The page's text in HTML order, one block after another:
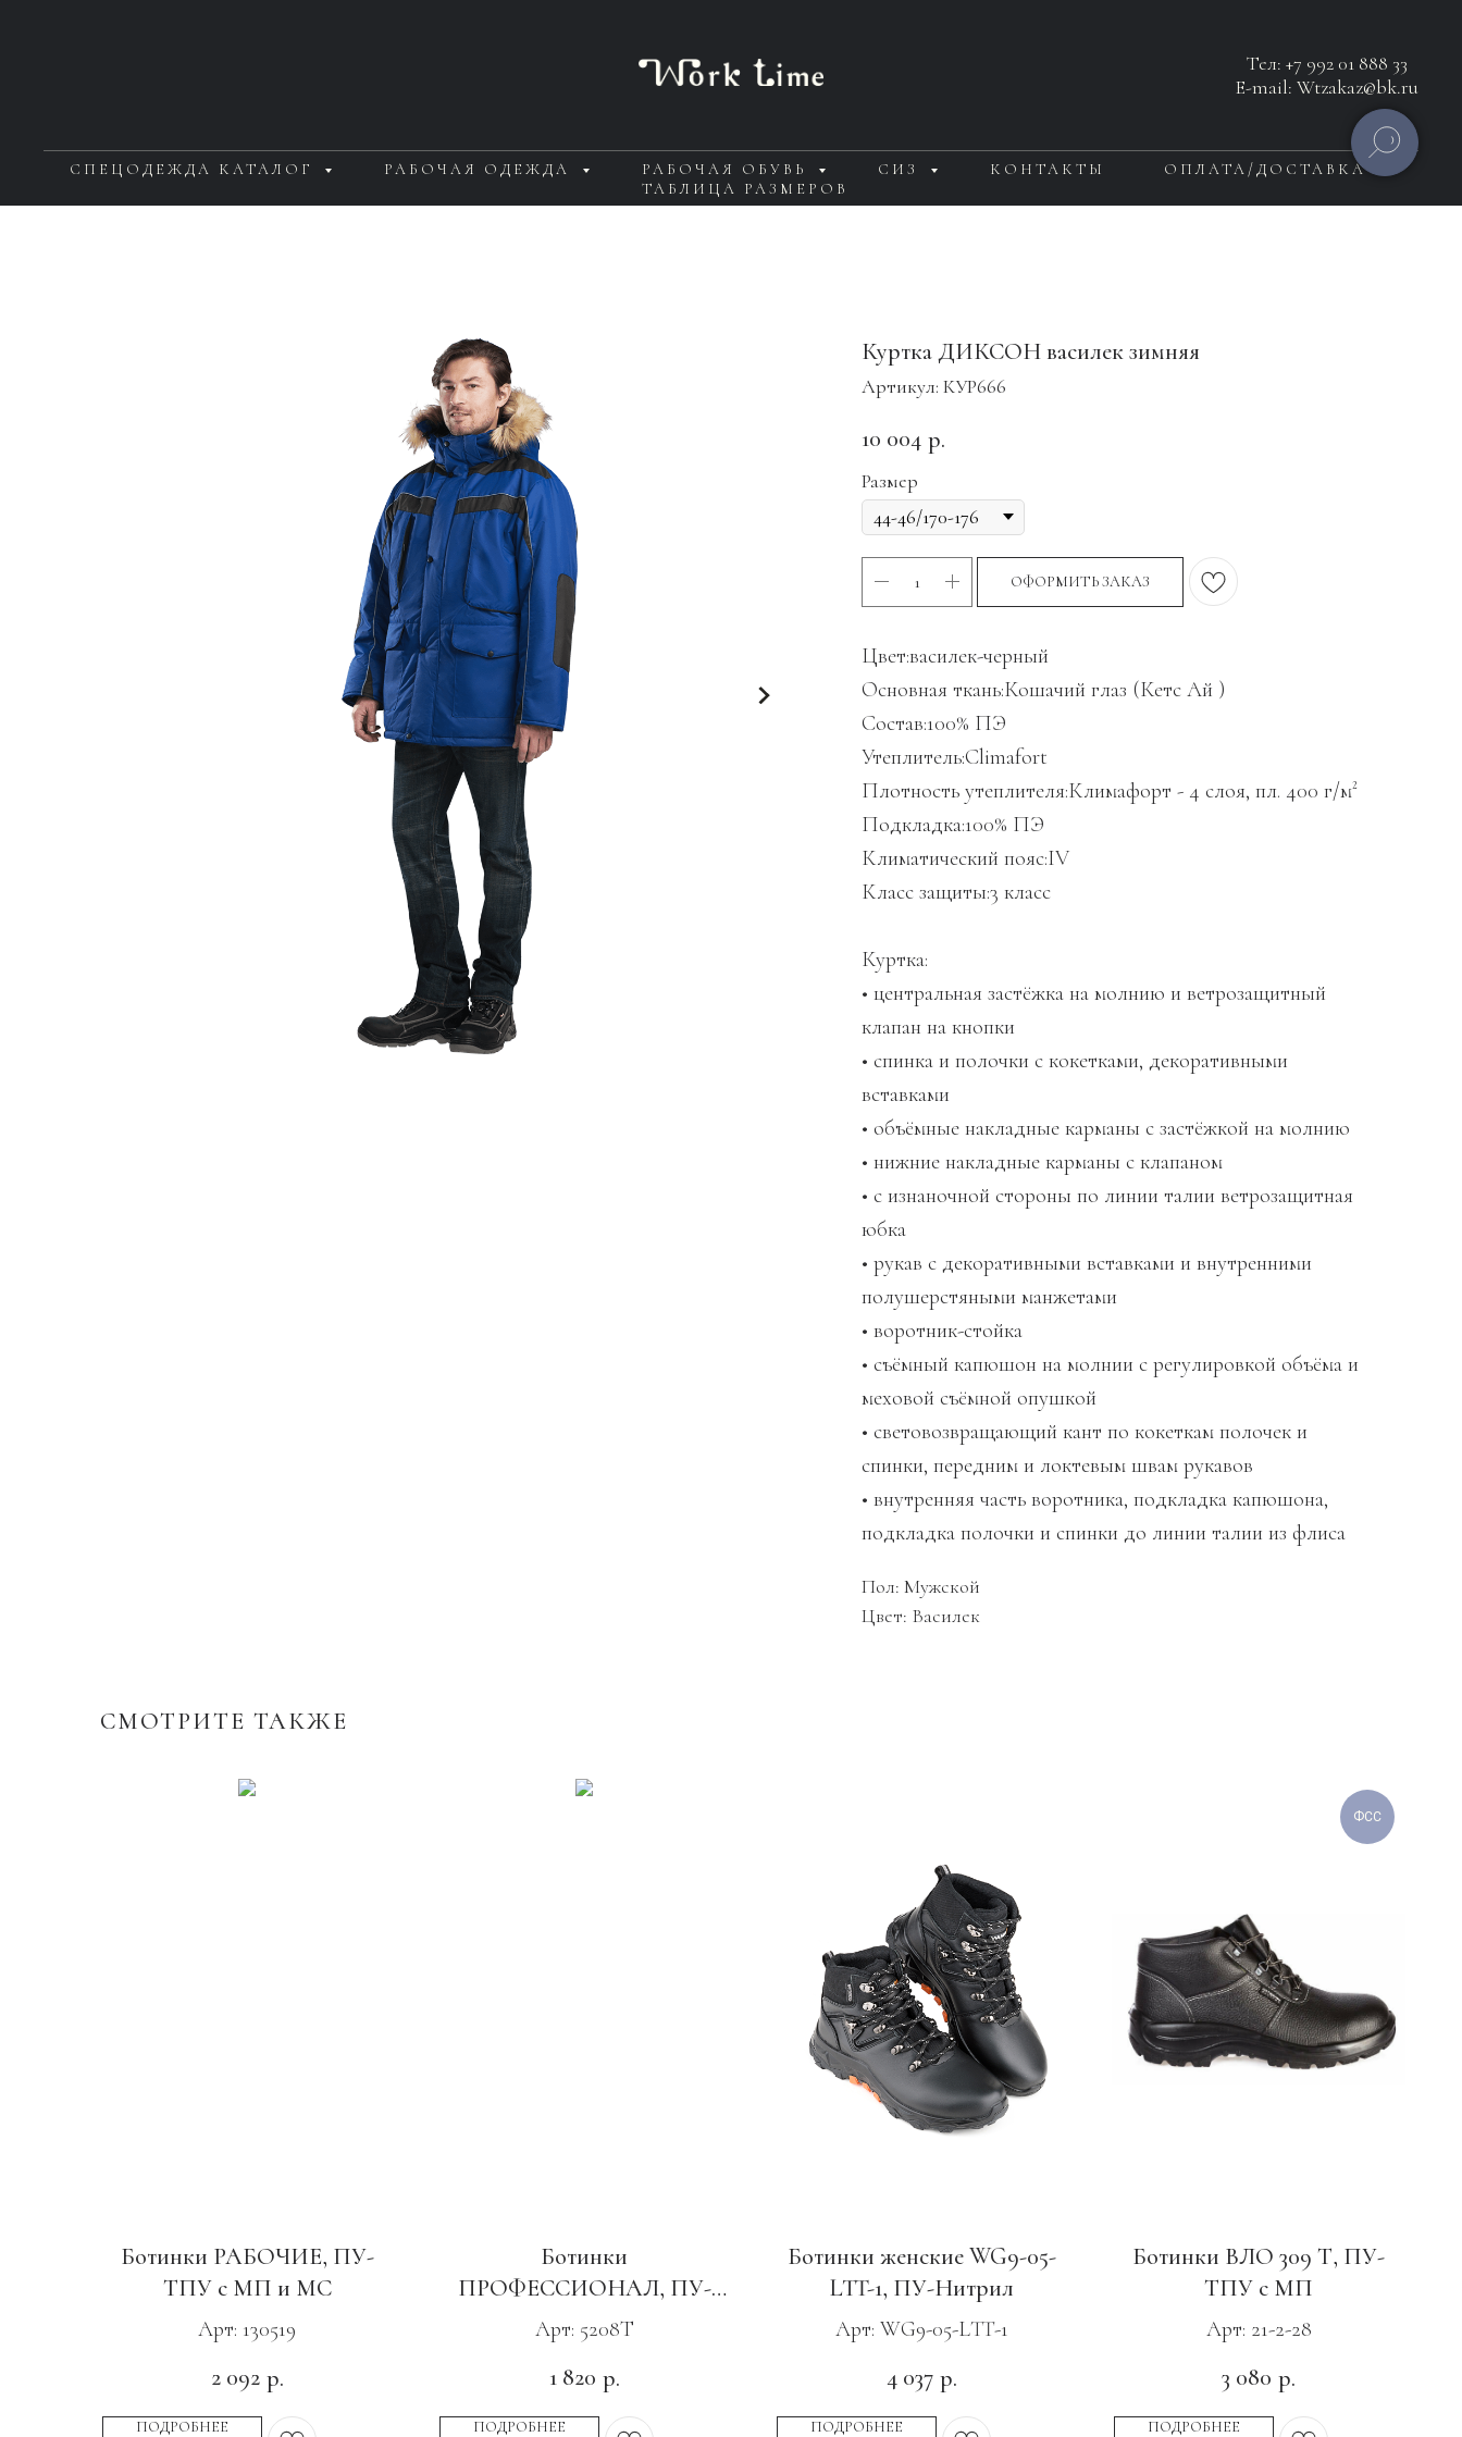
Тел: +7 992 01 888 33
E-mail: Wtzakaz@bk.ru
СПЕЦОДЕЖДА КАТАЛОГ РАБОЧАЯ ОДЕЖДА РАБОЧАЯ ОБУВЬ СИЗ КОНТАКТЫ
ОПЛАТА/ДОСТАВКА
ТАБЛИЦА РАЗМЕРОВ
Куртка ДИКСОН василек зимняя
Артикул: КУР666
10 004 р.
Размер
ОФОРМИТЬ ЗАКАЗ
Цвет:василек-черный
Основная ткань:Кошачий глаз (Кетс Ай )
Состав:100% ПЭ
Утеплитель:Climafort
Плотность утеплителя:Климафорт - 4 слоя, пл. 400 г/м²
Подкладка:100% ПЭ
Климатический пояс:IV
Класс защиты:3 класс
Куртка:
• центральная застёжка на молнию и ветрозащитный
клапан на кнопки
• спинка и полочки с кокетками, декоративными
вставками
• объёмные накладные карманы с застёжкой на молнию
• нижние накладные карманы с клапаном
• с изнаночной стороны по линии талии ветрозащитная
юбка
• рукав с декоративными вставками и внутренними
полушерстяными манжетами
• воротник-стойка
• съёмный капюшон на молнии с регулировкой объёма и
меховой съёмной опушкой
• световозвращающий кант по кокеткам полочек и
спинки, передним и локтевым швам рукавов
• внутренняя часть воротника, подкладка капюшона,
подкладка полочки и спинки до линии талии из флиса
Пол: Мужской
Цвет: Василек
СМОТРИТЕ ТАКЖЕ
Ботинки РАБОЧИЕ, ПУ-
ТПУ с МП и МС
Арт: 130519
2 092 р.
ПОДРОБНЕЕ
Ботинки
ПРОФЕССИОНАЛ, ПУ-
ТПУ с МП
Арт: 5208Т
1 820 р.
ПОДРОБНЕЕ
Ботинки женские WG9-05-
LTT-1, ПУ-Нитрил
Арт: WG9-05-LTT-1
4 037 р.
ПОДРОБНЕЕ
ФСС
Ботинки ВЛО 309 Т, ПУ-
ТПУ с МП
Арт: 21-2-28
3 080 р.
ПОДРОБНЕЕ